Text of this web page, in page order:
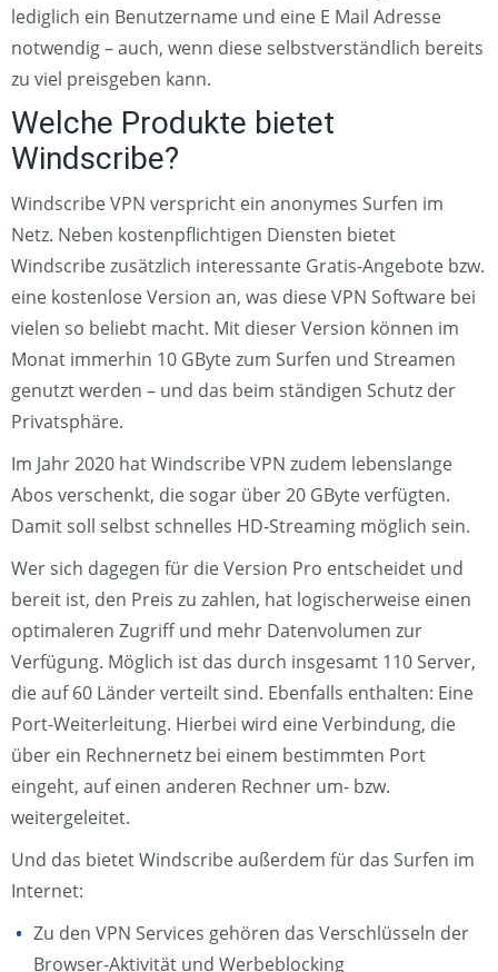
lediglich ein Benutzername und eine E Mail Adresse
notwendig – auch, wenn diese selbstverständlich bereits
zu viel preisgeben kann.
Welche Produkte bietet
Windscribe?
Windscribe VPN verspricht ein anonymes Surfen im
Netz. Neben kostenpflichtigen Diensten bietet
Windscribe zusätzlich interessante Gratis-Angebote bzw.
eine kostenlose Version an, was diese VPN Software bei
vielen so beliebt macht. Mit dieser Version können im
Monat immerhin 10 GByte zum Surfen und Streamen
genutzt werden – und das beim ständigen Schutz der
Privatsphäre.
Im Jahr 2020 hat Windscribe VPN zudem lebenslange
Abos verschenkt, die sogar über 20 GByte verfügten.
Damit soll selbst schnelles HD-Streaming möglich sein.
Wer sich dagegen für die Version Pro entscheidet und
bereit ist, den Preis zu zahlen, hat logischerweise einen
optimaleren Zugriff und mehr Datenvolumen zur
Verfügung. Möglich ist das durch insgesamt 110 Server,
die auf 60 Länder verteilt sind. Ebenfalls enthalten: Eine
Port-Weiterleitung. Hierbei wird eine Verbindung, die
über ein Rechnernetz bei einem bestimmten Port
eingeht, auf einen anderen Rechner um- bzw.
weitergeleitet.
Und das bietet Windscribe außerdem für das Surfen im
Internet:
Zu den VPN Services gehören das Verschlüsseln der
Browser-Aktivität und Werbeblocking